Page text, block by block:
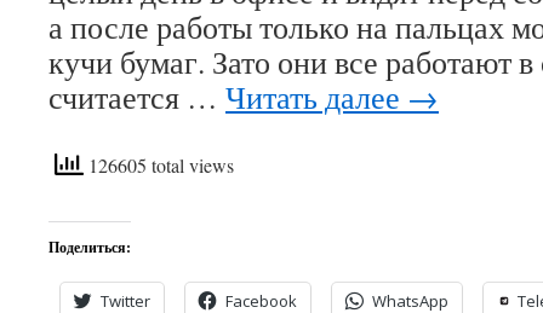
а после работы только на пальцах
кучи бумаг. Зато они все работают
считается … Читать далее →
126605 total views
Поделиться:
Twitter Facebook WhatsApp